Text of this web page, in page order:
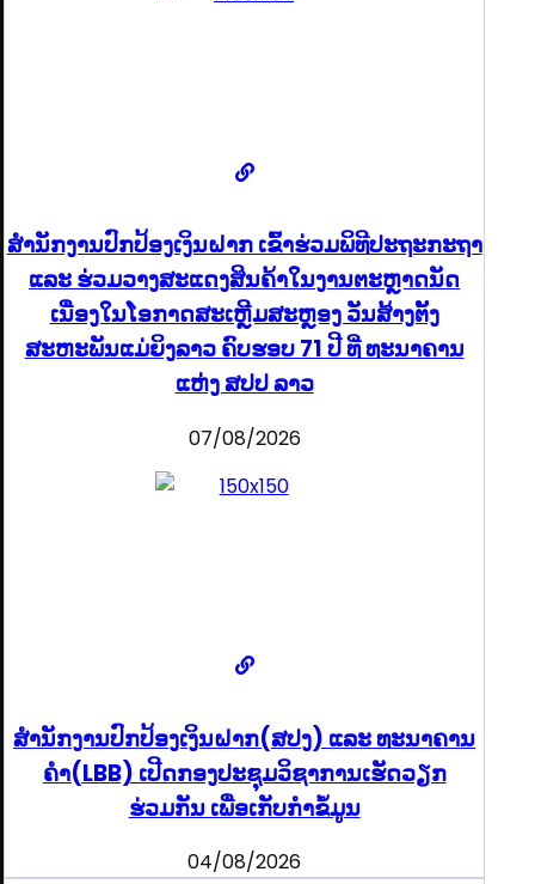
ສຳນັກງານປົກປ້ອງເງິນຝາກ ເຂົ້າຮ່ວມພິທີປະຖະກະຖາ
ແລະ ຮ່ວມວາງສະແດງສິນຄ້າໃນງານຕະຫຼາດນັດ
ເນື່ອງໃນໂອກາດສະເຫຼີມສະຫຼອງ ວັນສ້າງຕັ້ງ
ສະຫະພັນແມ່ຍິງລາວ ຄົບຮອບ 71 ປີ ທີ່ ທະນາຄານ
ແຫ່ງ ສປປ ລາວ
07/08/2026
ສຳນັກງານປົກປ້ອງເງິນຝາກ(ສປງ) ແລະ ທະນາຄານ
ຄຳ(LBB) ເປີດກອງປະຊຸມວິຊາການເຮັດວຽກ
ຮ່ວມກັນ ເພື່ອເກັບກຳຂໍ້ມູນ
04/08/2026